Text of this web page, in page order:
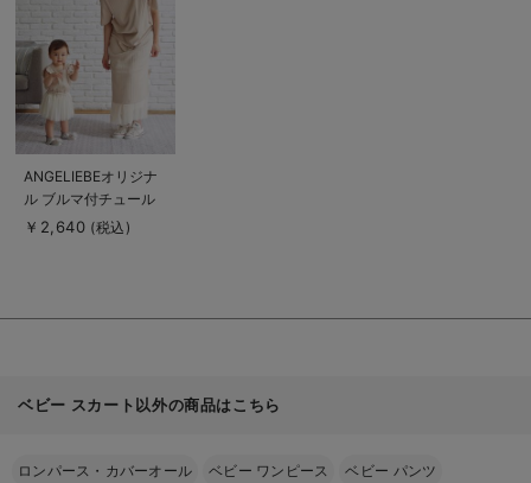
る
商
品
詳
細
を
ANGELIEBEオリジナ
ル ブルマ付チュール
スカート
￥2,640 (税込)
ベビー スカート以外の商品はこちら
ロンパース・カバーオール ベビー ワンピース ベビー パンツ